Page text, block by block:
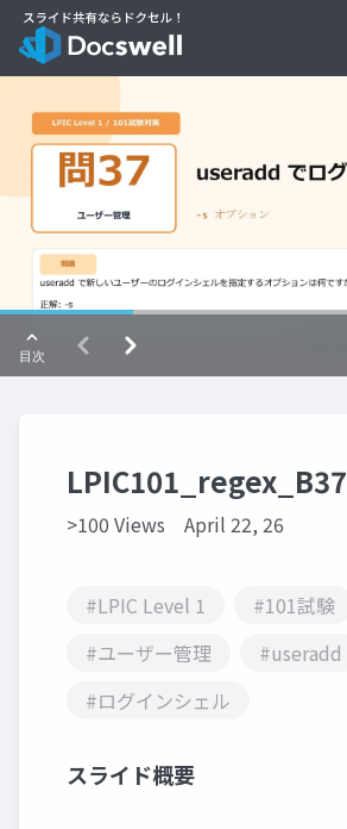
LPIC101_regex_B37
>100 Views April 22, 26
#LPIC Level 1
#101試験
#ユーザー管理
#useradd
#ログインシェル
スライド概要